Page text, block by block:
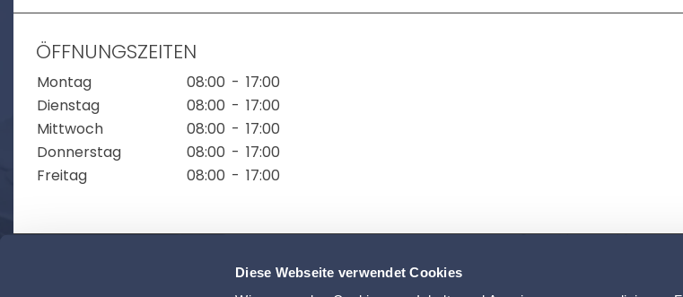
Diese Webseite verwendet Cookies
ÖFFNUNGSZEITEN
Montag 08:00 - 17:00
Dienstag
08:00 - 17:00
Mittwoch
08:00 - 17:00
Donnerstag
08:00 - 17:00
Freitag
08:00 - 17:00